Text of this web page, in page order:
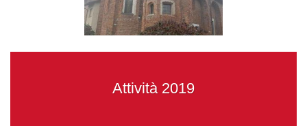
Attività 2019